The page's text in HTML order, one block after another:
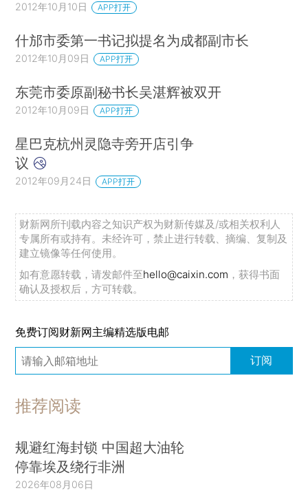
2012年10月10日 APP打开
什邡市委第一书记拟提名为成都副市长
2012年10月09日 APP打开
东莞市委原副秘书长吴湛辉被双开
2012年10月09日 APP打开
星巴克杭州灵隐寺旁开店引争
议
2012年09月24日 APP打开
财新网所刊载内容之知识产权为财新传媒及/或相关权利人
专属所有或持有。未经许可，禁止进行转载、摘编、复制及
建立镜像等任何使用。
如有意愿转载，请发邮件至hello@caixin.com ，获得书面
确认及授权后，方可转载。
免费订阅财新网主编精选版电邮
订阅
推荐阅读
规避红海封锁 中国超大油轮
停靠埃及绕行非洲
2026年08月06日